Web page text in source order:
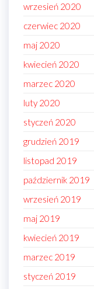
wrzesień 2020
czerwiec 2020
maj 2020
kwiecień 2020
marzec 2020
luty 2020
styczeń 2020
grudzień 2019
listopad 2019
październik 2019
wrzesień 2019
maj 2019
kwiecień 2019
marzec 2019
styczeń 2019